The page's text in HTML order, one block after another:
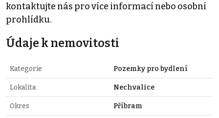
kontaktujte nás pro více informací nebo osobní
prohlídku.
Údaje k nemovitosti
Kategorie Pozemky pro bydlení
Lokalita Nechvalice
Okres Příbram